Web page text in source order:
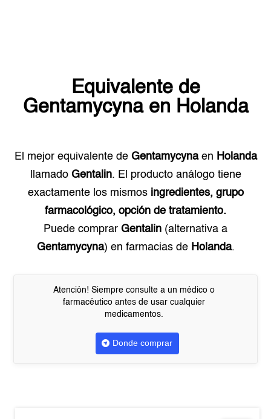
Equivalente de
Gentamycynaen Holanda
El mejor equivalente de Gentamycynaen Holanda
llamado Gentalin. El producto análogo tiene
exactamente los mismos ingredientes, grupo
farmacológico, opción de tratamiento.
Puede comprar Gentalin (alternativa a
Gentamycyna) en farmacias de Holanda.
Atención! Siempre consulte a un médico o
farmacéutico antes de usar cualquier
medicamentos.
Donde comprar